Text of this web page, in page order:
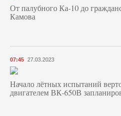
От палубного Ка-10 до
Камова
07:45 27.03.2023
Начало лётных испытаний
двигателем ВК-650В